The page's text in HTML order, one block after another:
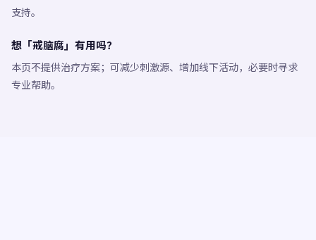
支持。
想「戒脑腐」有用吗？
本页不提供治疗方案；可减少刺激源、增加线下活动，必要时寻求
专业帮助。